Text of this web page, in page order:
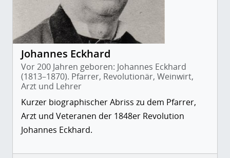
Johannes Eckhard
Vor 200 Jahren geboren: Johannes Eckhard
(1813–1870). Pfarrer, Revolutionär, Weinwirt,
Arzt und Lehrer
Kurzer biographischer Abriss zu dem Pfarrer,
Arzt und Veteranen der 1848er Revolution
Johannes Eckhard.